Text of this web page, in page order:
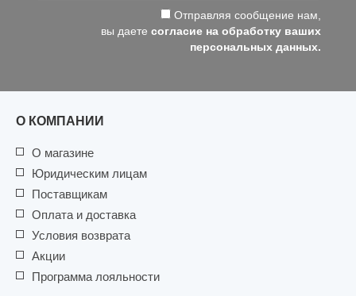
Отправляя сообщение нам,
вы даете согласие на обработку ваших
персональных данных.
О КОМПАНИИ
О магазине
Юридическим лицам
Поставщикам
Оплата и доставка
Условия возврата
Акции
Программа лояльности